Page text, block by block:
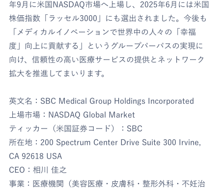
年9月に米国NASDAQ市場へ上場し、2025年6月には米国
株価指数「ラッセル3000」にも選出されました。今後も
「メディカルイノベーションで世界中の人々の「幸福
度」向上に貢献する」というグループパーパスの実現に
向け、信頼性の高い医療サービスの提供とネットワーク
拡大を推進してまいります。
英文名：SBC Medical Group Holdings Incorporated
上場市場：NASDAQ Global Market
ティッカー（米国証券コード）：SBC
所在地：200 Spectrum Center Drive Suite 300 Irvine,
CA 92618 USA
CEO：相川 佳之
事業：医療機関（美容医療・皮膚科・整形外科・不妊治